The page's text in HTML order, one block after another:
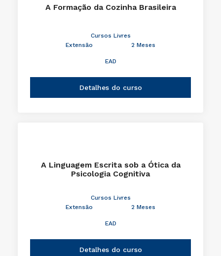
A Formação da Cozinha Brasileira
Cursos Livres
Extensão
2 Meses
EAD
Detalhes do curso
A Linguagem Escrita sob a Ótica da
Psicologia Cognitiva
Cursos Livres
Extensão
2 Meses
EAD
Detalhes do curso